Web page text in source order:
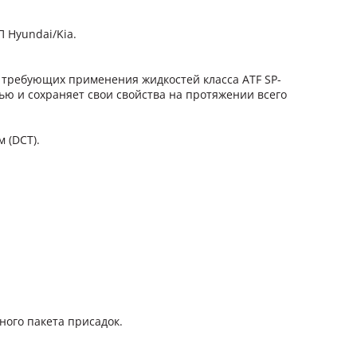
Hyundai/Kia.
применения жидкостей класса ATF SP-
и сохраняет свои свойства на протяжении всего
(DCT).
пакета присадок.